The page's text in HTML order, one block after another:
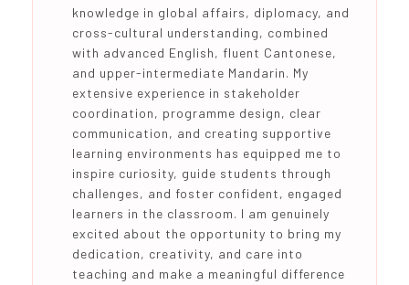
knowledge in global affairs, diplomacy, and
cross-cultural understanding, combined
with advanced English, fluent Cantonese,
and upper-intermediate Mandarin. My
extensive experience in stakeholder
coordination, programme design, clear
communication, and creating supportive
learning environments has equipped me to
inspire curiosity, guide students through
challenges, and foster confident, engaged
learners in the classroom. I am genuinely
excited about the opportunity to bring my
dedication, creativity, and care into
teaching and make a meaningful difference